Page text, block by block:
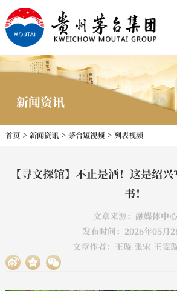
新闻资讯
首页> 新闻资讯> 茅台短视频> 列表视频
【寻文探馆】不止是酒！这是绍
书！
文章来源：融媒体中心
发布时间：2026年05月
文章作者：王璇 张宋 王雯